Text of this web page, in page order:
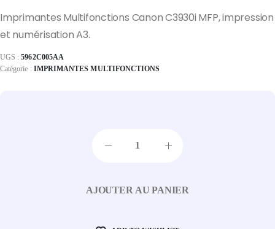
Imprimantes Multifonctions Canon C3930i MFP, impression
et numérisation A3.
UGS :5962C005AA
Catégorie : IMPRIMANTES MULTIFONCTIONS
AJOUTER AU PANIER